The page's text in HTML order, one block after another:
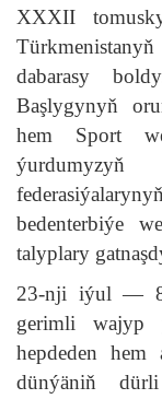
XXXII
dabarasy
Başlygynyň
hem Sport
bedenterbiýe
talyplary
23-nji iýul —
gerimli wajyp
hepdeden
dünýäniň